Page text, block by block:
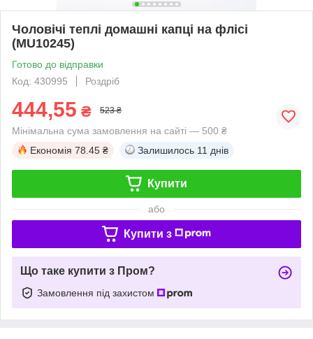
Чоловічі теплі домашні капці на флісі
(MU10245)
Готово до відправки
Код: 430995
Роздріб
444,55 ₴ 523 ₴
Мінімальна сума замовлення на сайті — 500 ₴
Економія 78.45 ₴ Залишилось 11 днів
Купити
або
Купити з
Що таке купити з Пром?
Замовлення під захистом